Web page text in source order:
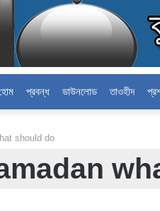
প্রবন্ধ ডাউনলোড তাওহীদ
should do